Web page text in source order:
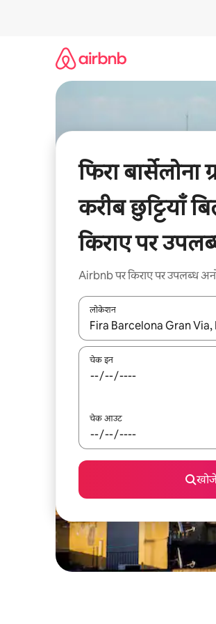
फिरा बार्सेलोना
करीब छुट्टियाँ
किराए पर
Airbnb पर किराए पर उपलब्ध
लोकेशन
नतीजों के उपलब्ध होने पर, अप और
चेक इन
चेक आउट